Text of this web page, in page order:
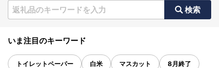
検索
いま注目のキーワード
トイレットペーパー 白米 マスカット 8月終了